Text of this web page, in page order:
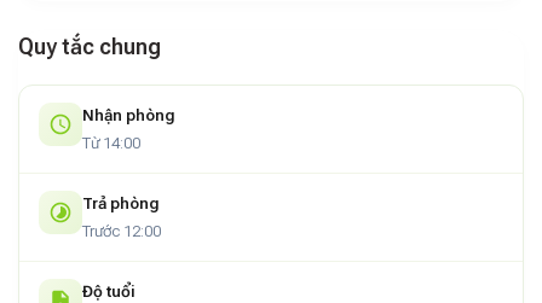
Quy tắc chung
Nhận phòng
Từ 14:00
Trả phòng
Trước 12:00
Độ tuổi